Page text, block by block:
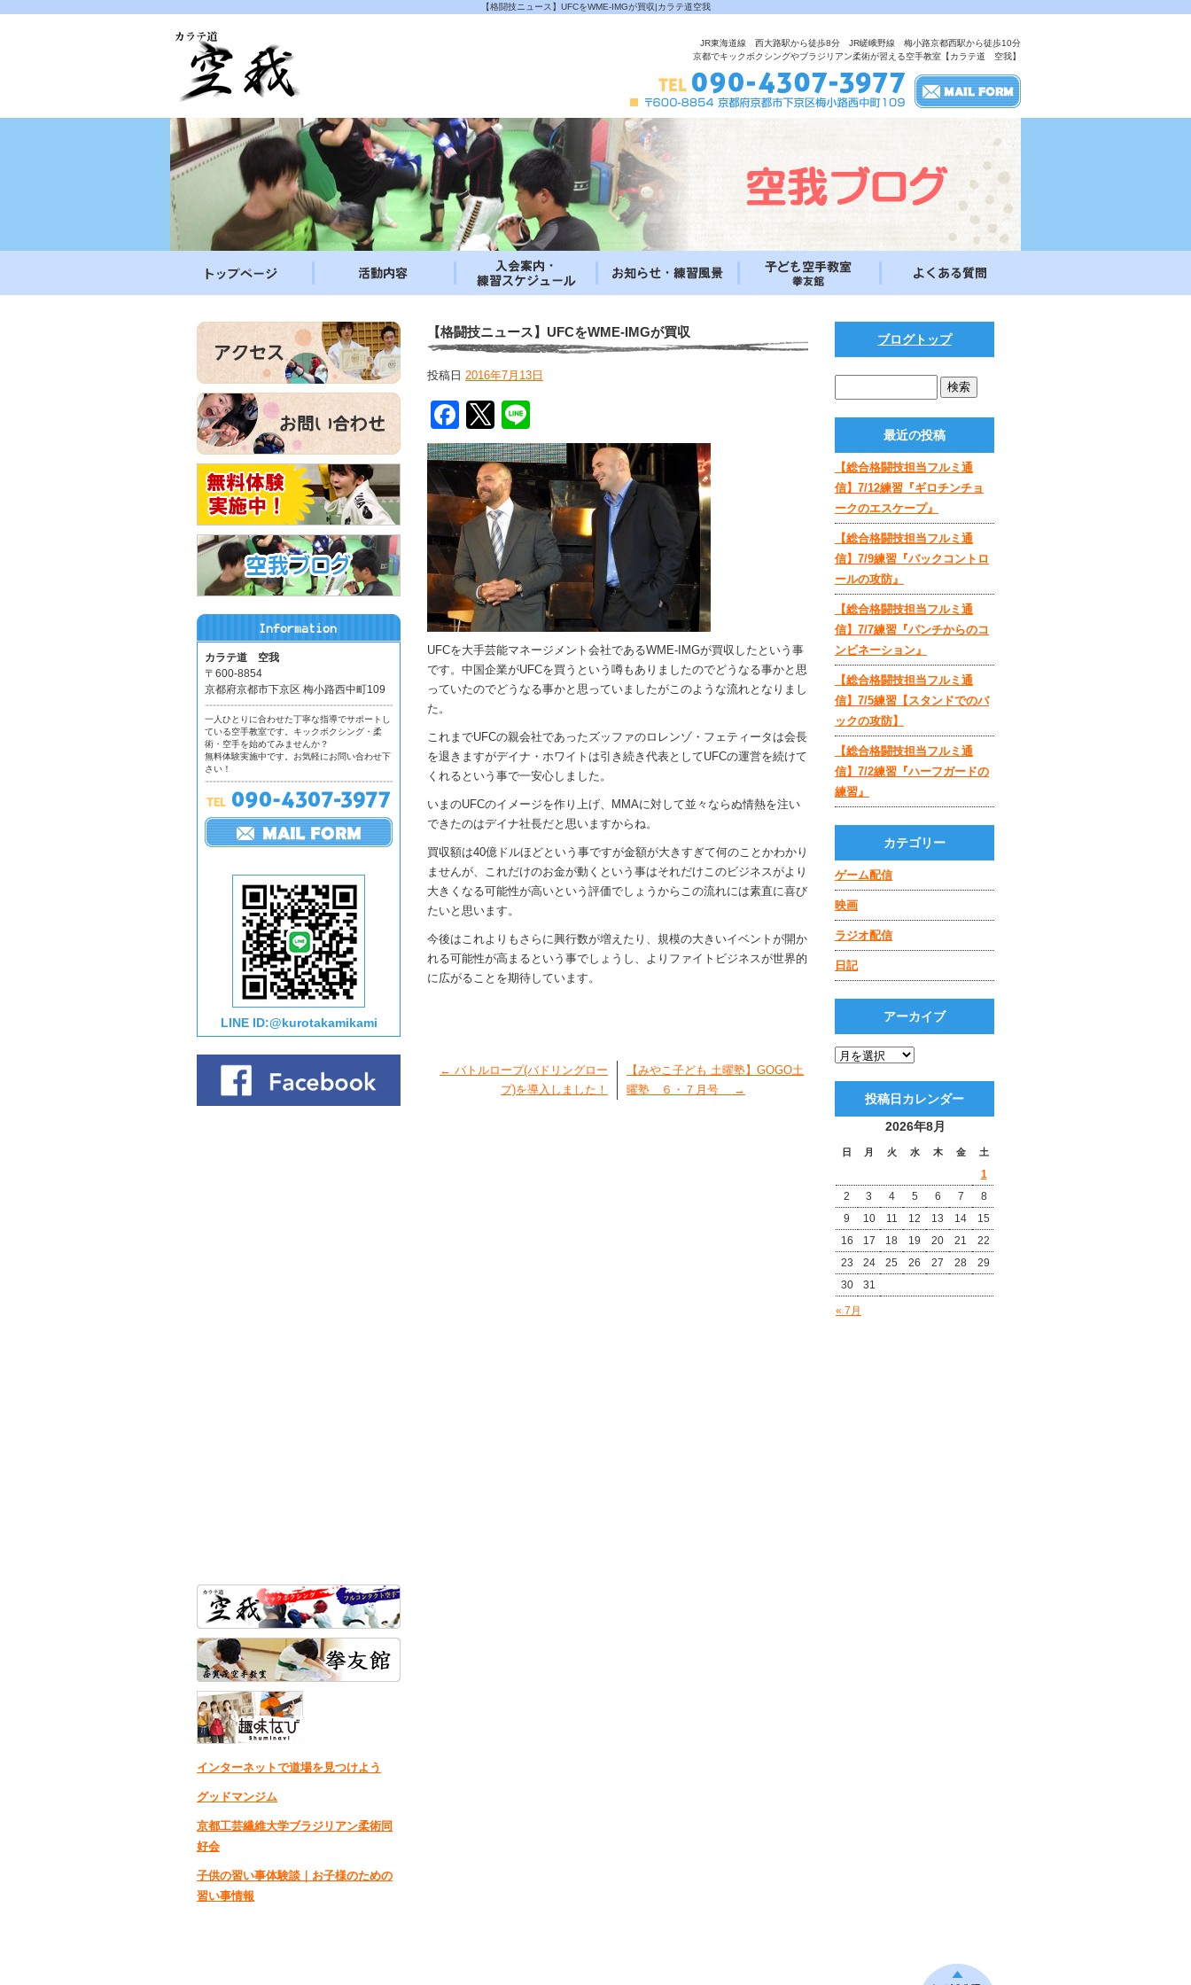
【格闘技ニュース】UFCをWME-IMGが買収|カラテ道空我
JR東海道線 西大路駅から徒歩8分 JR嵯峨野線 梅小路京都西駅から徒歩10分
京都でキックボクシングやブラジリアン柔術が習える空手教室【カラテ道 空我】
カラテ道 空我
〒600-8854
京都府京都市下京区 梅小路西中町109
一人ひとりに合わせた丁寧な指導でサポートし
ている空手教室です。キックボクシング・柔
術・空手を始めてみませんか？
無料体験実施中です。お気軽にお問い合わせ下
さい！
LINE ID:@kurotakamikami
インターネットで道場を見つけよう
グッドマンジム
京都工芸繊維大学ブラジリアン柔術同
好会
子供の習い事体験談｜お子様のための
習い事情報
【格闘技ニュース】UFCをWME-IMGが買収
投稿日 2016年7月13日
Facebook
Twitter
UFCを大手芸能マネージメント会社であるWME-IMGが買収したという事
です。中国企業がUFCを買うという噂もありましたのでどうなる事かと思
っていたのでどうなる事かと思っていましたがこのような流れとなりまし
た。
これまでUFCの親会社であったズッファのロレンゾ・フェティータは会長
を退きますがデイナ・ホワイトは引き続き代表としてUFCの運営を続けて
くれるという事で一安心しました。
いまのUFCのイメージを作り上げ、MMAに対して並々ならぬ情熱を注い
できたのはデイナ社長だと思いますからね。
買収額は40億ドルほどという事ですが金額が大きすぎて何のことかわかり
ませんが、これだけのお金が動くという事はそれだけこのビジネスがより
大きくなる可能性が高いという評価でしょうからこの流れには素直に喜び
たいと思います。
今後はこれよりもさらに興行数が増えたり、規模の大きいイベントが開か
れる可能性が高まるという事でしょうし、よりファイトビジネスが世界的
に広がることを期待しています。
← バトルロープ(バドリングロー
プ)を導入しました！
【みやこ子ども 土曜塾】GOGO土
曜塾 ６・７月号
→
ブログトップ
最近の投稿
【総合格闘技担当フルミ通
信】7/12練習『ギロチンチョ
ークのエスケープ』
【総合格闘技担当フルミ通
信】7/9練習『バックコントロ
ールの攻防』
【総合格闘技担当フルミ通
信】7/7練習『パンチからのコ
ンビネーション』
【総合格闘技担当フルミ通
信】7/5練習【スタンドでのバ
ックの攻防】
【総合格闘技担当フルミ通
信】7/2練習『ハーフガードの
練習』
カテゴリー
ゲーム配信
映画
ラジオ配信
日記
アーカイブ
投稿日カレンダー
2026年8月
日 月 火 水 木 金 土
« 7月
1
2
3 4 5 6 7
8
9
10 11 12 13 14
15
16
17 18 19 20 21
22
23
24 25 26 27 28
29
30
31